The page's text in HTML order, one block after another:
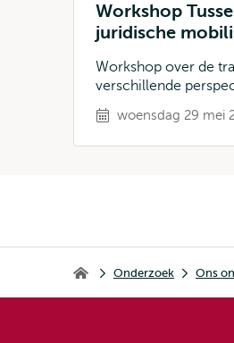
Workshop
juridische
Workshop over de
verschillende
woensdag 29 mei
Erasmus School of Law
Onderzoek Ons